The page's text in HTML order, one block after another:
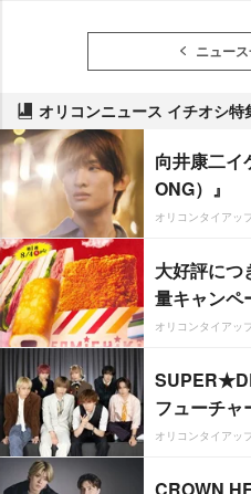
ニュー
オリコンニュース イチオシ特
向井康二イ
ONG）』
オリコンタイアッ
大好評につ
量キャンペ
オリコンタイアッ
フューチャ
オリコンタイアッ